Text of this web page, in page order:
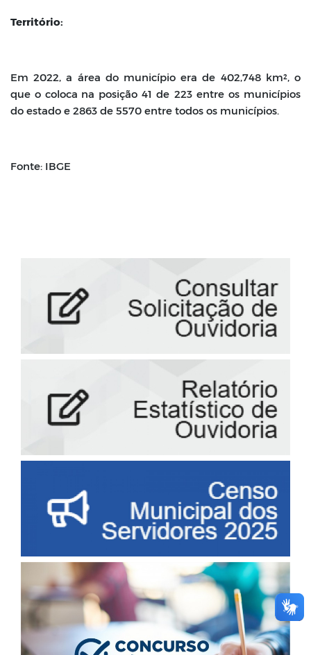
Território:
Em 2022, a área do município era de 402,748 km², o
que o coloca na posição 41 de 223 entre os municípios
do estado e 2863 de 5570 entre todos os municípios.
Fonte: IBGE